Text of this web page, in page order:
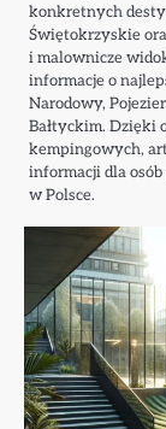
konkretnych
Świętokrzyskie
i malownicze
informacje o
Narodowy,
Bałtyckim. Dzięki
kempingowych,
informacji dla
w Polsce.